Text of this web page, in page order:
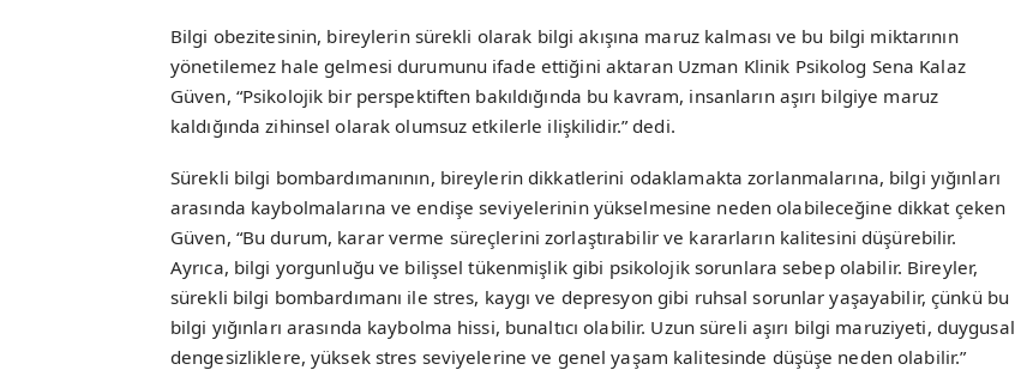
Bilgi obezitesinin, bireylerin sürekli olarak bilgi akışına maruz kalması ve bu bilgi miktarının
yönetilemez hale gelmesi durumunu ifade ettiğini aktaran Uzman Klinik Psikolog Sena Kalaz
Güven, “Psikolojik bir perspektiften bakıldığında bu kavram, insanların aşırı bilgiye maruz
kaldığında zihinsel olarak olumsuz etkilerle ilişkilidir.” dedi.
Sürekli bilgi bombardımanının, bireylerin dikkatlerini odaklamakta zorlanmalarına, bilgi yığınları
arasında kaybolmalarına ve endişe seviyelerinin yükselmesine neden olabileceğine dikkat çeken
Güven, “Bu durum, karar verme süreçlerini zorlaştırabilir ve kararların kalitesini düşürebilir.
Ayrıca, bilgi yorgunluğu ve bilişsel tükenmişlik gibi psikolojik sorunlara sebep olabilir. Bireyler,
sürekli bilgi bombardımanı ile stres, kaygı ve depresyon gibi ruhsal sorunlar yaşayabilir, çünkü bu
bilgi yığınları arasında kaybolma hissi, bunaltıcı olabilir. Uzun süreli aşırı bilgi maruziyeti, duygusal
dengesizliklere, yüksek stres seviyelerine ve genel yaşam kalitesinde düşüşe neden olabilir.”